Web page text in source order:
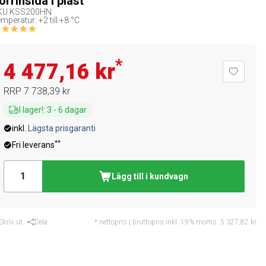
KSS200HN
+2 till +8 °C
4 477,16 kr*
RRP 7 738,39 kr
I lager!: 3 - 6 dagar
inkl.
Lägsta prisgaranti
Fri leverans**
Lägg till i kundvagn
ut Dela * nettopris | bruttopris inkl. 19% moms: 5 327,82 kr